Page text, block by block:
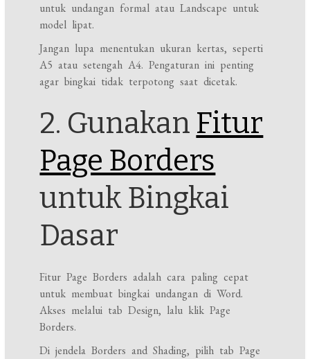
untuk undangan formal atau Landscape untuk
model lipat.
Jangan lupa menentukan ukuran kertas, seperti
A5 atau setengah A4. Pengaturan ini penting
agar bingkai tidak terpotong saat dicetak.
2. Gunakan Fitur
Page Borders
untuk Bingkai
Dasar
Fitur Page Borders adalah cara paling cepat
untuk membuat bingkai undangan di Word.
Akses melalui tab Design, lalu klik Page
Borders.
Di jendela Borders and Shading, pilih tab Page